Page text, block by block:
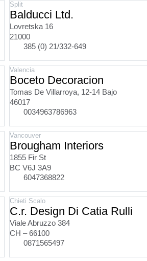
Split
Balducci Ltd.
Lovretska 16
21000
385 (0) 21/332-649
Valencia
Boceto Decoracion
Tomas De Villarroya, 12-14 Bajo
46017
0034963786963
Vancouver
Brougham Interiors
1855 Fir St
BC V6J 3A9
6047368822
Chieti Scalo
C.r. Design Di Catia Rulli
Viale Abruzzo 384
CH – 66100
0871565497